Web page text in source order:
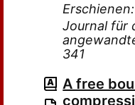
Journal für
341
A free